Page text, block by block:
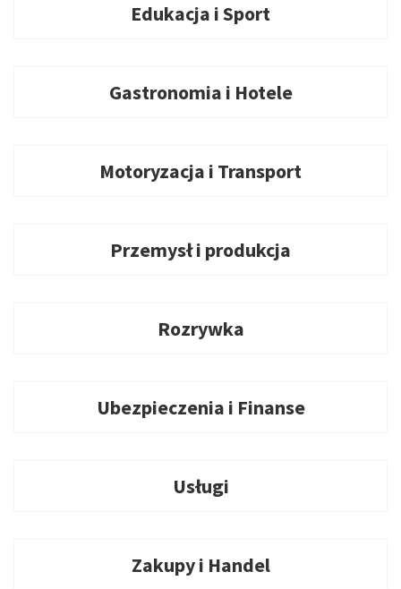
Edukacja i Sport
Gastronomia i Hotele
Motoryzacja i Transport
Przemysł i produkcja
Rozrywka
Ubezpieczenia i Finanse
Usługi
Zakupy i Handel